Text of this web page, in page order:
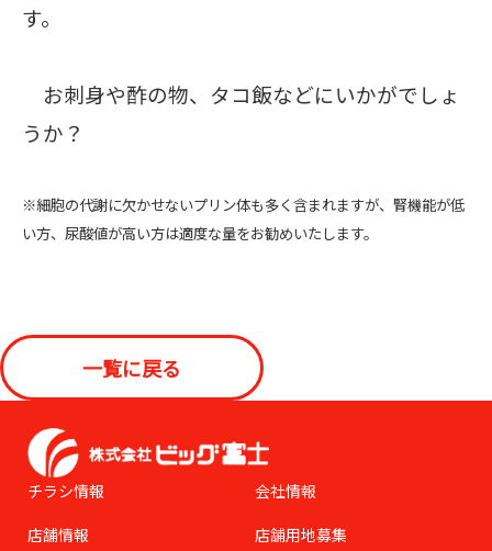
す。
お刺身や酢の物、タコ飯などにいかがでしょ
うか？
※細胞の代謝に欠かせないプリン体も多く含まれますが、腎機能が低
い方、尿酸値が高い方は適度な量をお勧めいたします。
一覧に戻る
チラシ情報
会社情報
店舗情報
店舗用地募集